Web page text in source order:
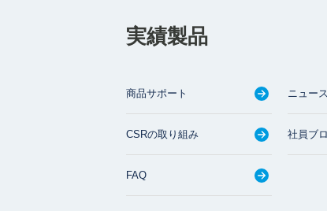
実績製品
商品サポート ニュー
CSRの取り組み 社員ブ
FAQ